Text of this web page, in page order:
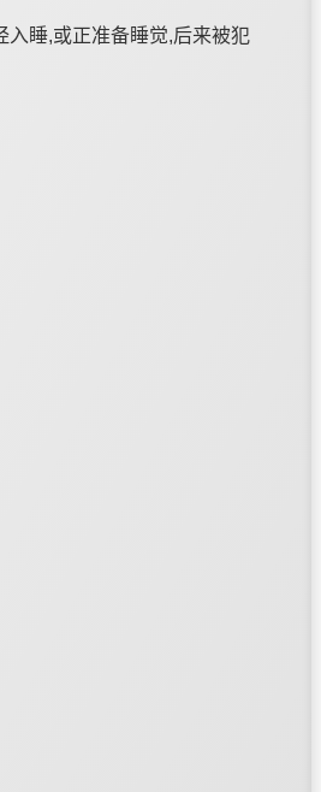
入睡,或正准备睡觉,后来被犯